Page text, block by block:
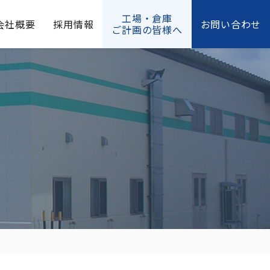
社概要 採用情報 工場・倉庫
ご計画の皆様へ お問い合わせ